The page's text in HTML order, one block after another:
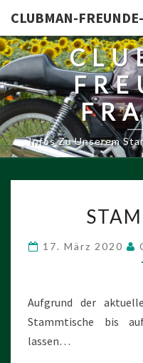
CLUBMAN-
Infos Zu Unserem
17. März 2020
Aufgrund der
Stammtische bis
lassen…